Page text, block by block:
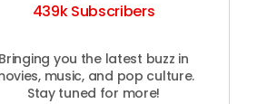
439k Subscribers
Bringing you the latest buzz in
music, and pop culture.
Stay tuned for more!